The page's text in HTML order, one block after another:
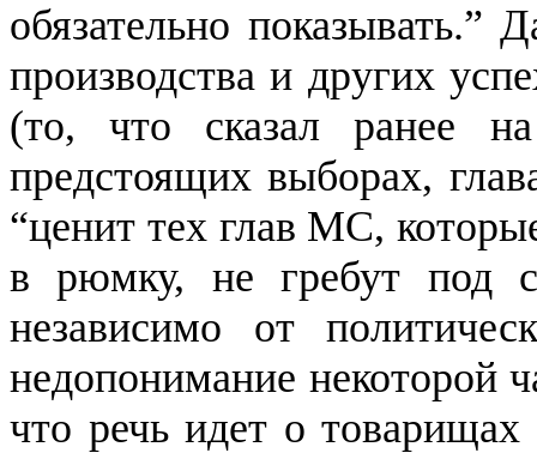
обязательно показывать.”
производства и других
(то, что сказал ранее
предстоящих выборах,
“ценит тех глав МС,
в рюмку, не гребут под
независимо от
недопонимание некоторой
что речь идет о